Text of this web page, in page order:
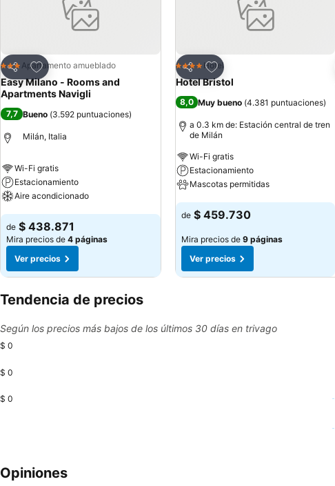
Compartir
Agregar a favoritos
3 EstrellasApartamento amueblado
Easy Milano - Rooms and
Apartments Navigli
7,7 Bueno (3.592 puntuaciones)
Milán, Italia
Wi-Fi gratis
Estacionamiento
Aire acondicionado
Ver precios
de $ 438.871
Mira precios de 4 páginas
Ver precios
Compartir
Agregar a favoritos
4 EstrellasHotel
Hotel Bristol
8,0 Muy bueno (4.381 puntuaciones)
a 0.3 km de: Estación central de tren
de Milán
Wi-Fi gratis
Estacionamiento
Mascotas permitidas
Ver precios
de $ 459.730
Mira precios de 9 páginas
Ver precios
Tendencia de precios
Según los precios más bajos de los últimos 30 días en trivago
$ 0
$ 0
$ 0
Opiniones